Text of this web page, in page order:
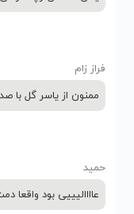
فراز زام
ممنون از یاسر گل با
حمید
عاااالیییی بود واقعا